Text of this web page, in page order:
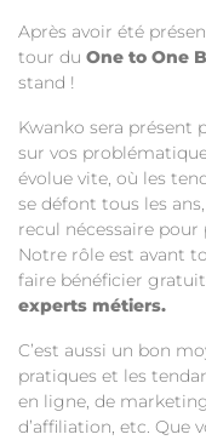
Après avoir été
tour du One to One
stand !
Kwanko sera présent
sur vos
évolue vite, où les
se défont tous les
recul nécessaire
Notre rôle est avant
faire bénéficier
experts métiers.
C’est aussi un bon
pratiques et les
en ligne, de
d’affiliation, etc. Que